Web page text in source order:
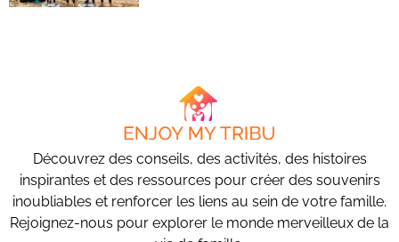
Découvrez des conseils, des activités, des histoires
inspirantes et des ressources pour créer des souvenirs
inoubliables et renforcer les liens au sein de votre famille.
Rejoignez-nous pour explorer le monde merveilleux de la